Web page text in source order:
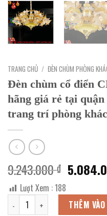
TRANG CHỦ / ĐÈN CHÙM PHÒNG
Đèn chùm cổ điển
hãng giá rẻ tại
trang trí phòng
9.243.000₫ Giá
gốc
là:
Lượt Xem :188
Đèn chùm cổ điển CN-7768/
THÊM